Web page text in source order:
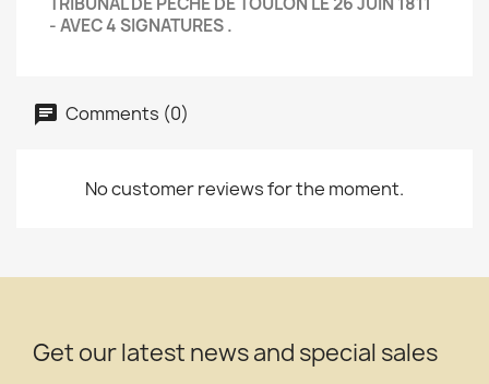
- AVEC 4 SIGNATURES .
Comments (0)
No customer reviews for the moment.
Get our latest news and special sales